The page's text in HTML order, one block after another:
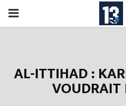
PRIMARY
AL-ITTIHAD :
VOUDRAIT